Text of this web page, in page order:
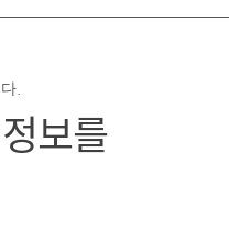
.
보를